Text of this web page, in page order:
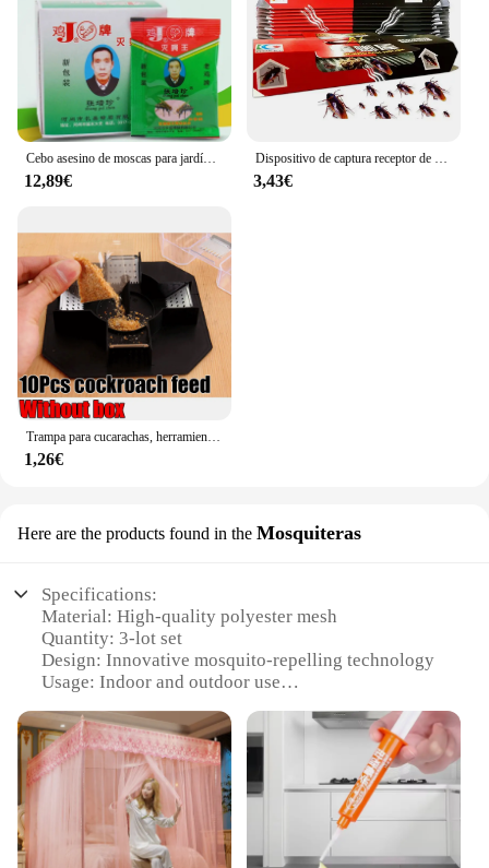
Cebo asesino de moscas para jardín, trampa atrayente, insecticida, antipolvo, para Control de plagas, 100 unidades
12,89€
Dispositivo de captura receptor de 5 uds., pegatinas de trampas súper adhesivas para matar cucarachas
3,43€
1,26€
Here are the products found in the Mosquiteras
Specifications:
Material: High-quality polyester mesh
Quantity: 3-lot set
Design: Innovative mosquito-repelling technology
Usage: Indoor and outdoor use
other flying insects
Parts: Comes with 3 individual mosquiteras
**Efficient Protection Against Pests**
The MATA MOSCAS 3 LOTE Mosquiteras are a
testament to the latest innovations in mosquito